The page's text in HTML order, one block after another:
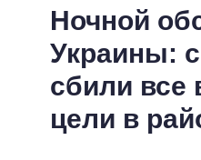
ЛЕНТА
СТАТЬИ
МНЕНИЯ
ОБЗОРЫ
ВСЕ ПОЛИТИКИ
ПРЕЗИДЕНТ И
Ночной
Украины:
сбили
цели в